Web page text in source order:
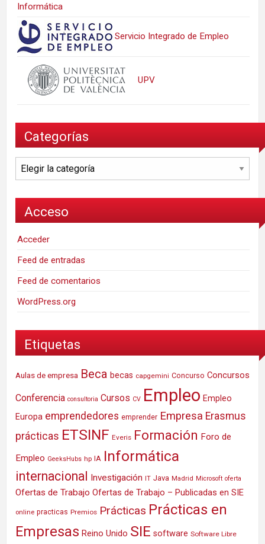
Informática
Servicio Integrado de Empleo
UPV
Categorías
Categorías
Acceso
Acceder
Feed de entradas
Feed de comentarios
WordPress.org
Etiquetas
Aulas de empresa Beca becas capgemini Concurso Concursos
Conferencia consultoria Cursos CV Empleo Empleo
Europa emprendedores emprender Empresa Erasmus
prácticas ETSINF Everis Formación Foro de
Empleo GeeksHubs hp IA Informática
internacional Investigación IT Java Madrid Microsoft oferta
Ofertas de Trabajo Ofertas de Trabajo – Publicadas en SIE
online practicas Premios Prácticas Prácticas en
Empresas Reino Unido SIE software Software Libre